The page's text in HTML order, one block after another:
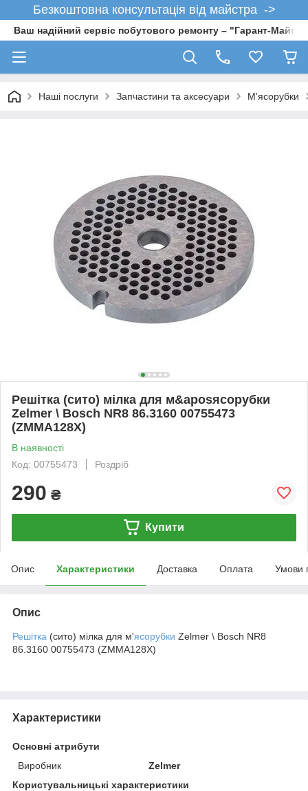
Безкоштовна консультація від майстра ->
Ваш надійний сервіс побутового ремонту – "Гарант-
Наші послуги Запчастини та аксесуари М'ясорубки
Решітка (сито) мілка для м&aposясорубки
Zelmer \ Bosch NR8 86.3160 00755473
(ZMMA128X)
В наявності
Код: 00755473
Роздріб
290 ₴
Купити
Опис Характеристики Доставка Оплата Умови
Опис
Решітка (сито) мілка для м'ясорубки Zelmer \ Bosch NR8
86.3160 00755473 (ZMMA128X)
Характеристики
Основні атрибути
Виробник
Zelmer
Користувальницькі характеристики